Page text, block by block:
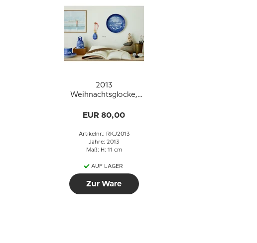
2013
Weihnachtsglocke,
EUR 80,00
Artikelnr.: RKJ2013
Jahre: 2013
Maß: H: 11 cm
AUF LAGER
Zur Ware